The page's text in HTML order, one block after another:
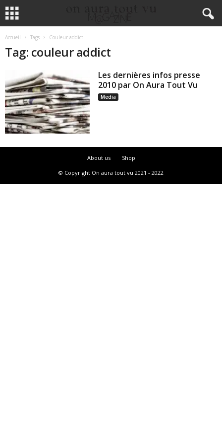
Accueil Tags Couleur addict
Tag: couleur addict
Les dernières infos presse
2010 par On Aura Tout Vu
Media
About us
Shop
© Copyright On aura tout vu 2021 - 2022